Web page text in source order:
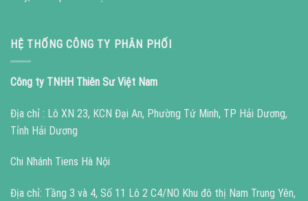
HỆ THỐNG CÔNG TY PHÂN PHỐI
Công ty TNHH Thiên Sư Việt Nam
Địa chỉ : Lô XN 23, KCN Đại An, Phường Tứ Minh, TP Hải Dương,
Tỉnh Hải Dương
Chi Nhánh Tiens Hà Nội
Địa chỉ: Tầng 3 và 4, Số 11 Lô 2 C4/NO Khu đô thị Nam Trung Yên,